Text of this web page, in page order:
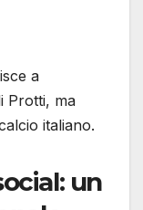
a
Protti, ma
italiano.
un